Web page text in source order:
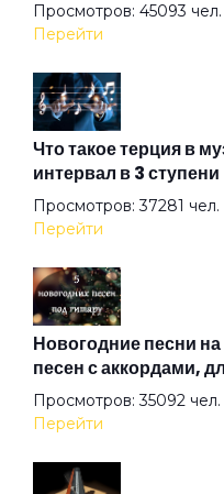
Дом
Думай о море
Дым
Забываю
Звёзды
Зеркало (feat.
Просмотров: 45093 чел.
Перейти
Что такое терция в
интервал в 3 ступени
Просмотров: 37281 чел.
Перейти
Новогодние песни
песен с аккордами,
Просмотров: 35092 чел.
Перейти